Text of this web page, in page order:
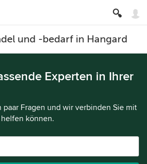
und -bedarf in Hangard
Experten in Ihrer
paar Fragen und wir verbinden Sie mit
können.